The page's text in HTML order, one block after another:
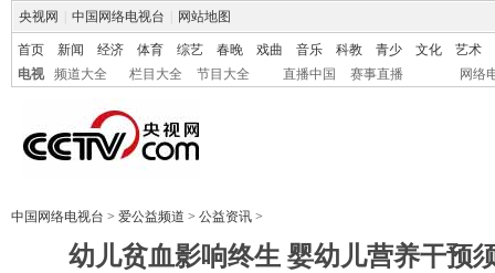
央视网 中国网络电视台 网站地图
首页 新闻 经济 体育 综艺 春晚 戏曲 音乐 科教 青少 文化
艺术
电视
频道大全 栏目大全 节目大全 直播中国 赛事直播 网络
中国网络电视台 > 爱公益频道 > 公益资讯 >
幼儿贫血影响终生 婴幼儿营养干预